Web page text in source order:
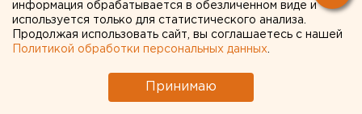
войны. Один из боеприпасов принадлежал
советским войскам, другой - немецким. Снаряды
хранились в музее с 1991 года, были поражены
опасность. В школе провели полную эвакуацию. В
информация обрабатывается в обезличенном виде и
используется только для статистического анализа.
Продолжая использовать сайт, вы соглашаетесь с нашей
Политикой обработки персональных данных
Принимаю